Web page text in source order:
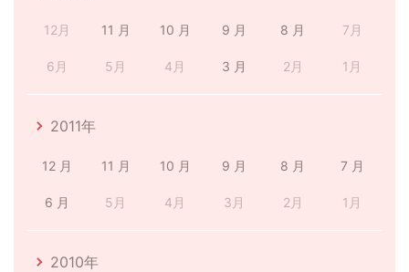
12月 11 月 10 月 9 月 8 月 7月
6月 5月 4月 3 月 2月 1月
2011年
12 月 11 月 10 月 9 月 8 月 7 月
6 月 5月 4月 3月 2月 1月
2010年